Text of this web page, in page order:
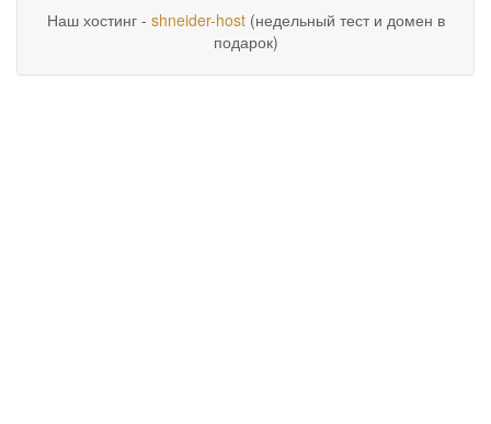
Наш хостинг - shneider-host(недельный тест и домен в
подарок)